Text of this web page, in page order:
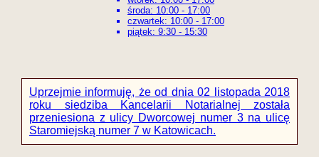
środa: 10:00 - 17:00
czwartek: 10:00 - 17:00
piątek: 9:30 - 15:30
Uprzejmie informuję, że od dnia 02 listopada 2018
roku siedziba Kancelarii Notarialnej została
przeniesiona z ulicy Dworcowej numer 3 na ulicę
Staromiejską numer 7 w Katowicach.